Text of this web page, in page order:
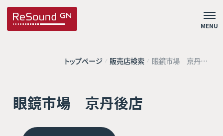
MENU
トップページ 販売店検索 眼鏡市場 京丹後
店
眼鏡市場 京丹後店